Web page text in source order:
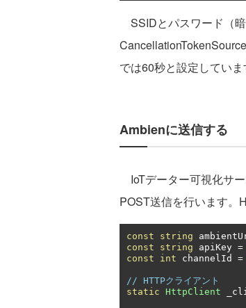
SSIDとパスワード（
では60秒と設定していま
Ambienに送信する
IoTデーター可視化サ
POST送信を行います。
const string
const
string apiKey =
const
int channelId =
// HTTPクライアント
static HttpClient